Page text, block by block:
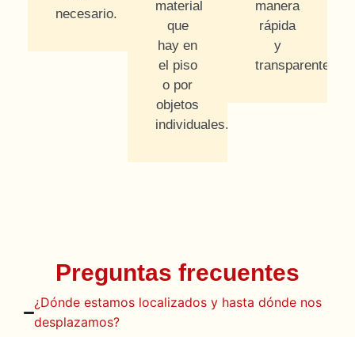
necesario.
material
que
hay en
el piso
o por
objetos
individuales.
manera
rápida
y
transparente.
Preguntas frecuentes
¿Dónde estamos localizados y hasta dónde nos
desplazamos?